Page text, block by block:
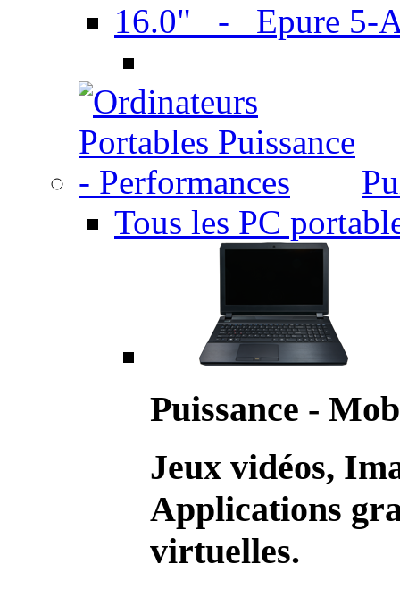
16.0" - Epure 5-
Tous les PC
Puissance -
Jeux vidéos,
Applications
virtuelles.